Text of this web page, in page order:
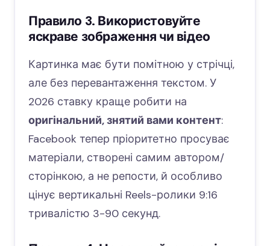
Правило 3. Використовуйте
яскраве зображення чи відео
Картинка має бути помітною у стрічці,
але без перевантаження текстом. У
2026 ставку краще робити на
оригінальний, знятий вами контент:
Facebook тепер пріоритетно просуває
матеріали, створені самим автором/
сторінкою, а не репости, й особливо
цінує вертикальні Reels-ролики 9:16
тривалістю 3-90 секунд.